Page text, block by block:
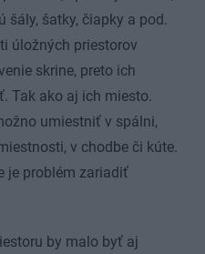
šály, šatky, čiapky a pod.
úložných priestorov
skrine, preto ich
Tak ako aj ich miesto.
umiestniť v spálni,
v chodbe či kúte.
je problém zariadiť
by malo byť aj